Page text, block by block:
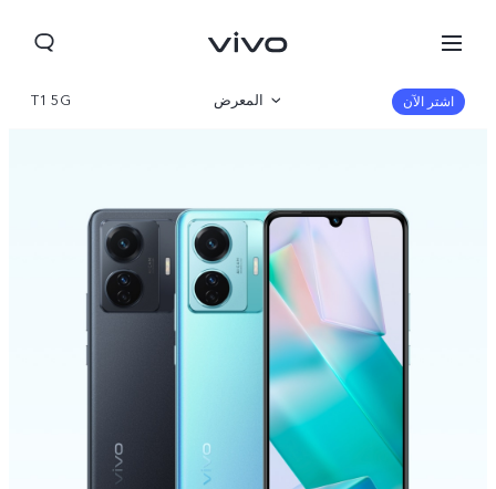
T1 5G المعرض اشتر الآن